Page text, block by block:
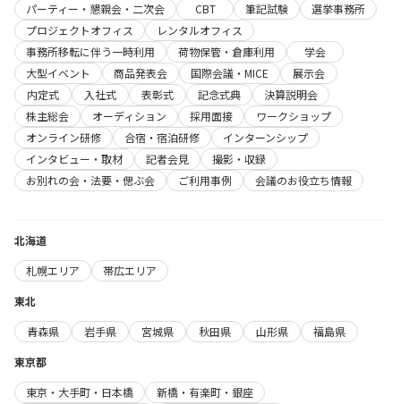
パーティー・懇親会・二次会
CBT 筆記試験
選挙事務所
プロジェクトオフィス
レンタルオフィス
事務所移転に伴う一時利用
荷物保管・倉庫利用
学会
大型イベント
商品発表会 国際会議・MICE
展示会
内定式
入社式 表彰式 記念式典
決算説明会
株主総会
オーディション 採用面接
ワークショップ
オンライン研修
合宿・宿泊研修
インターンシップ
インタビュー・取材
記者会見
撮影・収録
お別れの会・法要・偲ぶ会
ご利用事例 会議のお役立ち情報
北海道
札幌エリア
帯広エリア
東北
青森県
岩手県 宮城県 秋田県 山形県
福島県
東京都
東京・大手町・日本橋
新橋・有楽町・銀座